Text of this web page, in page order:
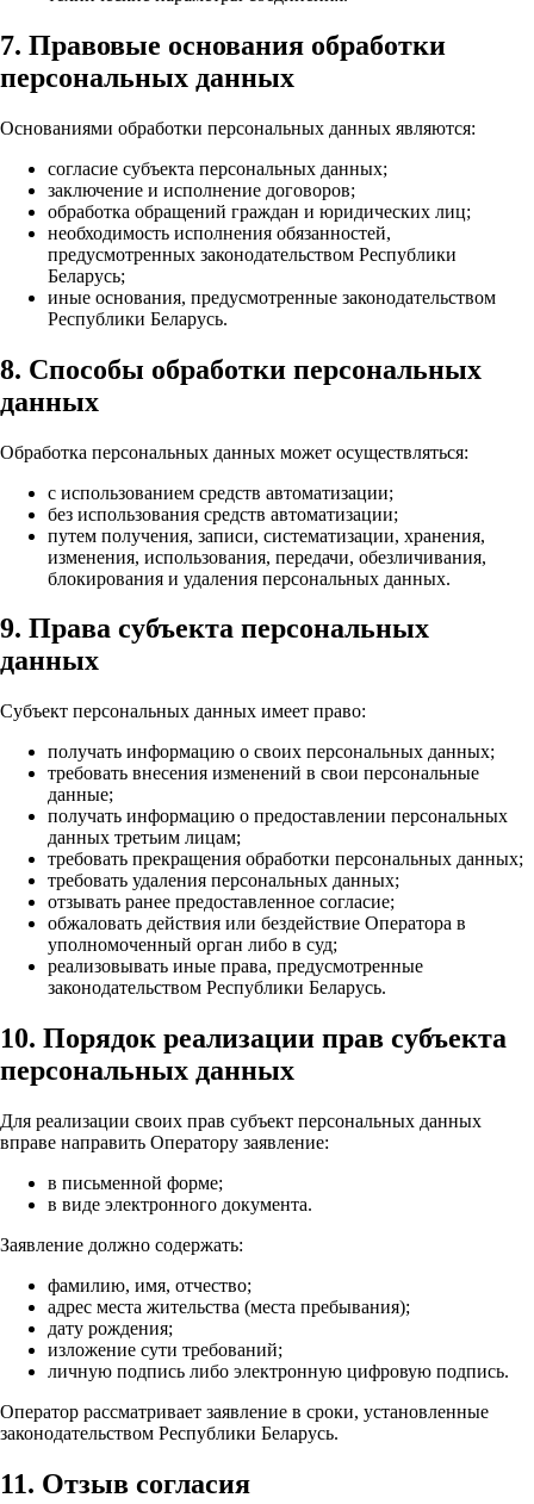
7. Правовые основания обработки
персональных данных
Основаниями обработки персональных данных являются:
согласие субъекта персональных данных;
заключение и исполнение договоров;
обработка обращений граждан и юридических лиц;
необходимость исполнения обязанностей,
предусмотренных законодательством Республики
Беларусь;
иные основания, предусмотренные законодательством
Республики Беларусь.
8. Способы обработки персональных
данных
Обработка персональных данных может осуществляться:
с использованием средств автоматизации;
без использования средств автоматизации;
путем получения, записи, систематизации, хранения,
изменения, использования, передачи, обезличивания,
блокирования и удаления персональных данных.
9. Права субъекта персональных
данных
Субъект персональных данных имеет право:
получать информацию о своих персональных данных;
требовать внесения изменений в свои персональные
данные;
получать информацию о предоставлении персональных
данных третьим лицам;
требовать прекращения обработки персональных данных;
требовать удаления персональных данных;
отзывать ранее предоставленное согласие;
обжаловать действия или бездействие Оператора в
уполномоченный орган либо в суд;
реализовывать иные права, предусмотренные
законодательством Республики Беларусь.
10. Порядок реализации прав субъекта
персональных данных
Для реализации своих прав субъект персональных данных
вправе направить Оператору заявление:
в письменной форме;
в виде электронного документа.
Заявление должно содержать:
фамилию, имя, отчество;
адрес места жительства (места пребывания);
дату рождения;
изложение сути требований;
личную подпись либо электронную цифровую подпись.
Оператор рассматривает заявление в сроки, установленные
законодательством Республики Беларусь.
11. Отзыв согласия